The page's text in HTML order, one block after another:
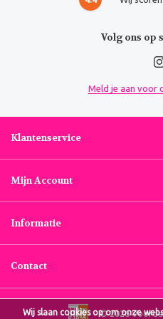
Volg ons op
Meld je aan voor
Klantenservice
Mijn Account
Informatie
Contact
© 2026
Wij slaan cookies op om onze